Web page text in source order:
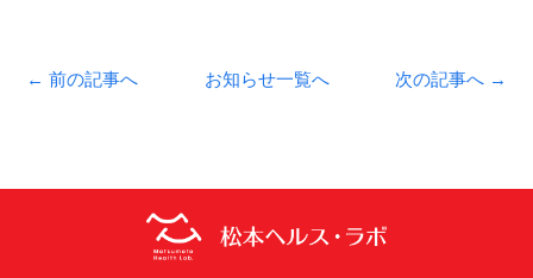
← 前の記事へ お知らせ一覧へ 次の記事へ →